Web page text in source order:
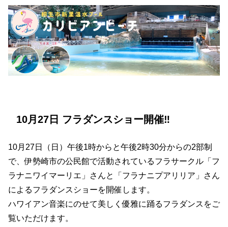
10月27日 フラダンスショー開催‼
10月27日（日）午後1時からと午後2時30分からの2部制
で、伊勢崎市の公民館で活動されているフラサークル「フ
ラナニワイマーリエ」さんと「フラナニプアリリア」さん
によるフラダンスショーを開催します。
ハワイアン音楽にのせて美しく優雅に踊るフラダンスをご
覧いただけます。